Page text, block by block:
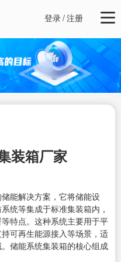
登录/注册
装箱厂家
能解决方案，它将储能设
统等集成于标准集装箱内，
特点。这种系统主要用于平
可再生能源接入等场景，适
储能系统集装箱的核心组成